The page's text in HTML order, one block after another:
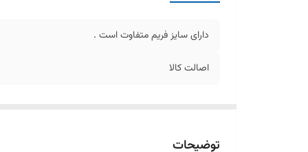
دارای سایز فریم متفاوت است .
اصالت کالا
توضیحات